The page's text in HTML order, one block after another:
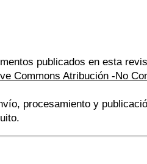
publicados en esta
Commons Atribución -No
procesamiento y